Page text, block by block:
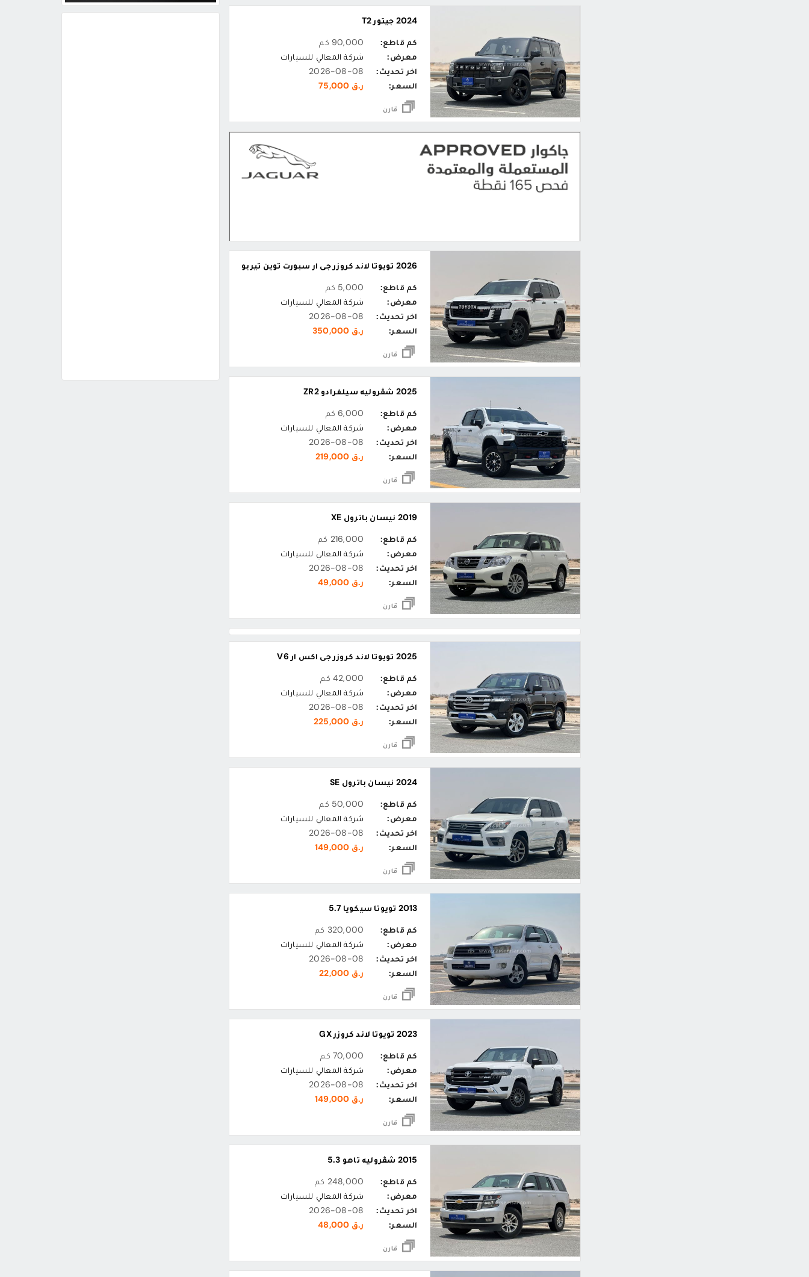
2024 جيتور T2
كم قاطع:
90,000 كم
معرض:
شركة المعالي للسيارات
اخر تحديث:
2026-08-08
السعر:
ر.ق 75,000
قارن
2026 تويوتا لاند كروزر جي ار سبورت توين تيربو
كم قاطع:
5,000 كم
معرض:
شركة المعالي للسيارات
اخر تحديث:
2026-08-08
السعر:
ر.ق 350,000
قارن
2025 شڤروليه سيلفرادو ZR2
كم قاطع:
6,000 كم
معرض:
شركة المعالي للسيارات
اخر تحديث:
2026-08-08
السعر:
ر.ق 219,000
قارن
2019 نيسان باترول XE
كم قاطع:
216,000 كم
معرض:
شركة المعالي للسيارات
اخر تحديث:
2026-08-08
السعر:
ر.ق 49,000
قارن
2025 تويوتا لاند كروزر جي اكس ار V6
كم قاطع:
42,000 كم
معرض:
شركة المعالي للسيارات
اخر تحديث:
2026-08-08
السعر:
ر.ق 225,000
قارن
2024 نيسان باترول SE
كم قاطع:
50,000 كم
معرض:
شركة المعالي للسيارات
اخر تحديث:
2026-08-08
السعر:
ر.ق 149,000
قارن
2013 تويوتا سيكويا 5.7
كم قاطع:
320,000 كم
معرض:
شركة المعالي للسيارات
اخر تحديث:
2026-08-08
السعر:
ر.ق 22,000
قارن
2023 تويوتا لاند كروزر GX
كم قاطع:
70,000 كم
معرض:
شركة المعالي للسيارات
اخر تحديث:
2026-08-08
السعر:
ر.ق 149,000
قارن
2015 شڤروليه تاهو 5.3
كم قاطع:
248,000 كم
معرض:
شركة المعالي للسيارات
اخر تحديث:
2026-08-08
السعر:
ر.ق 48,000
قارن